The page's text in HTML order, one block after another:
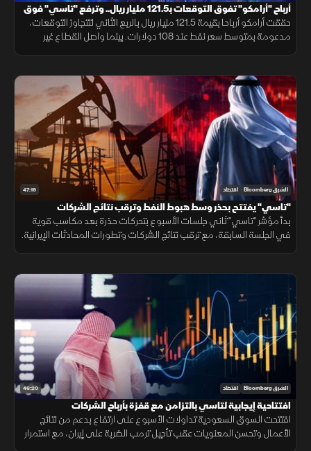
أرباح "أرامكو" تفوق التوقعات بـ121.5 مليار ريال.. وترفع "تاسي" فوق
10800 نقطة
حققت أرامكو أرباحا بقيمة 121.5 مليار ريال بالربع الثاني لتتجاوز التوقعات،
مدعومة بمتوسط سعر نفط عند 108 دولارات. بينما واصل القطاع غير
47:19 الشرق Bloomberg اقتصاد
"تاسي" يفتتح بحذر وسط هبوط النفط وترقب نتائج الشركات
بدأ مؤشر "تاسي" ثاني جلسات الأسبوع بتحركات حذرة بعد مكاسب قوية
في الجلسة السابقة، مع ترقب نتائج الشركات وتطورات المحادثات الإيرانية.
46:20 الشرق Bloomberg اقتصاد
افتتاحية إيجابية لتاسي بالتزامن مع قفزة بأرباح الشركات
افتتحت السوق السعودية تداولات الأسبوع على ارتفاع بدعم من نتائج
الأعمال وتحسن المعنويات عقب تأجيل ترمب الضربة على إيران، مع استمرار